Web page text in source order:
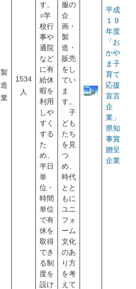
製
造
業
1534
人
す。
○学
校行
事や
通院
など
に有
給休
暇を
利用
しや
すく
する
た
め、
半日
単
位・
時間
単位
で有
休を
取得
でき
る制
度を
設け
服の
企
画・
製
造・
販売
をし
てい
ま
す。
子
ども
たち
を見
つ
め、
時代
とと
もに
ユニ
フォ
ーム
文化
のあ
り方
を考
えて
平成
１９
年度
「お
かや
ま子
育て
応援
宣言
企
業」
県知
事賞
贈呈
企業